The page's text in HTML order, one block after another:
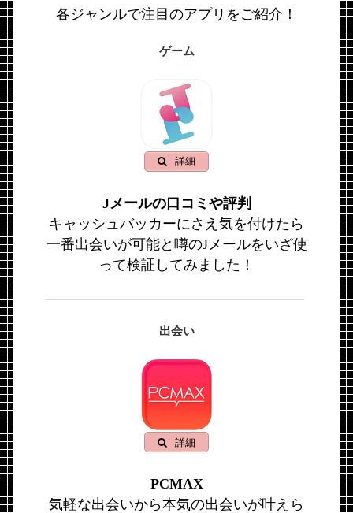
各ジャンルで注目のアプリをご紹介！
ゲーム
詳細
Jメールの口コミや評判
キャッシュバッカーにさえ気を付けたら
一番出会いが可能と噂のJメールをいざ使
って検証してみました！
出会い
詳細
PCMAX
気軽な出会いから本気の出会いが叶えら